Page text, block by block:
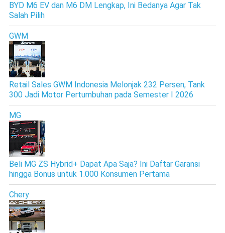
BYD M6 EV dan M6 DM Lengkap, Ini Bedanya Agar Tak
Salah Pilih
GWM
Retail Sales GWM Indonesia Melonjak 232 Persen, Tank
300 Jadi Motor Pertumbuhan pada Semester I 2026
MG
Beli MG ZS Hybrid+ Dapat Apa Saja? Ini Daftar Garansi
hingga Bonus untuk 1.000 Konsumen Pertama
Chery